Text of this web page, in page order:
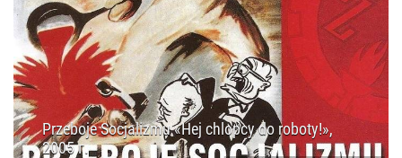
Przeboje Socjalizmu «Hej chlopcy do roboty!»,
2005 г.